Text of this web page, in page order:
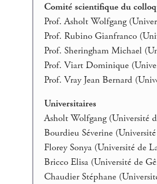
Comité scientifique du
Prof. Asholt Wolfgang
Prof. Rubino Gianfranco
Prof. Sheringham Michael
Prof. Viart Dominique
Prof. Vray Jean Bernard
Universitaires
Asholt Wolfgang (Université
Bourdieu Séverine
Florey Sonya (Université de
Bricco Elisa (Université de
Chaudier Stéphane